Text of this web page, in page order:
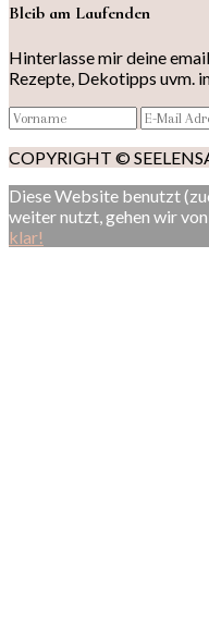
Bleib am Laufenden
Hinterlasse mir deine
Rezepte, Dekotipps uvm.
COPYRIGHT ©
Diese Website benutzt
weiter nutzt, gehen wir
klar!